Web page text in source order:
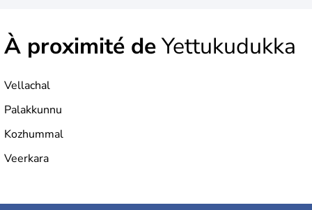
À proximité deYettukudukka
Vellachal
Palakkunnu
Kozhummal
Veerkara